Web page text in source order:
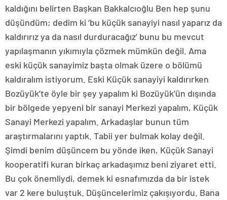
kaldığını belirten Başkan Bakkalcıoğlu Ben hep şunu
düşündüm; dedim ki ‘bu küçük sanayiyi nasıl yaparız da
kaldırırız ya da nasıl durduracağız’ bunu bu mevcut
yapılaşmanın yıkımıyla çözmek mümkün değil. Ama
eski küçük sanayimiz başta olmak üzere o bölümü
kaldıralım istiyorum. Eski Küçük sanayiyi kaldırırken
Bozüyük’te öyle bir şey yapalım ki Bozüyük’ün dışında
bir bölgede yepyeni bir sanayi Merkezi yapalım, Küçük
Sanayi Merkezi yapalım. Arkadaşlar bunun tüm
araştırmalarını yaptık. Tabii yer bulmak kolay değil.
Şimdi benim düşüncem bu yönde iken, Küçük Sanayi
kooperatifi kuran birkaç arkadaşımız beni ziyaret etti.
Bu çok önemliydi, demek ki esnafımızda da bir istek
var 2 kere buluştuk. Düşüncelerimiz çakışıyordu. Bana